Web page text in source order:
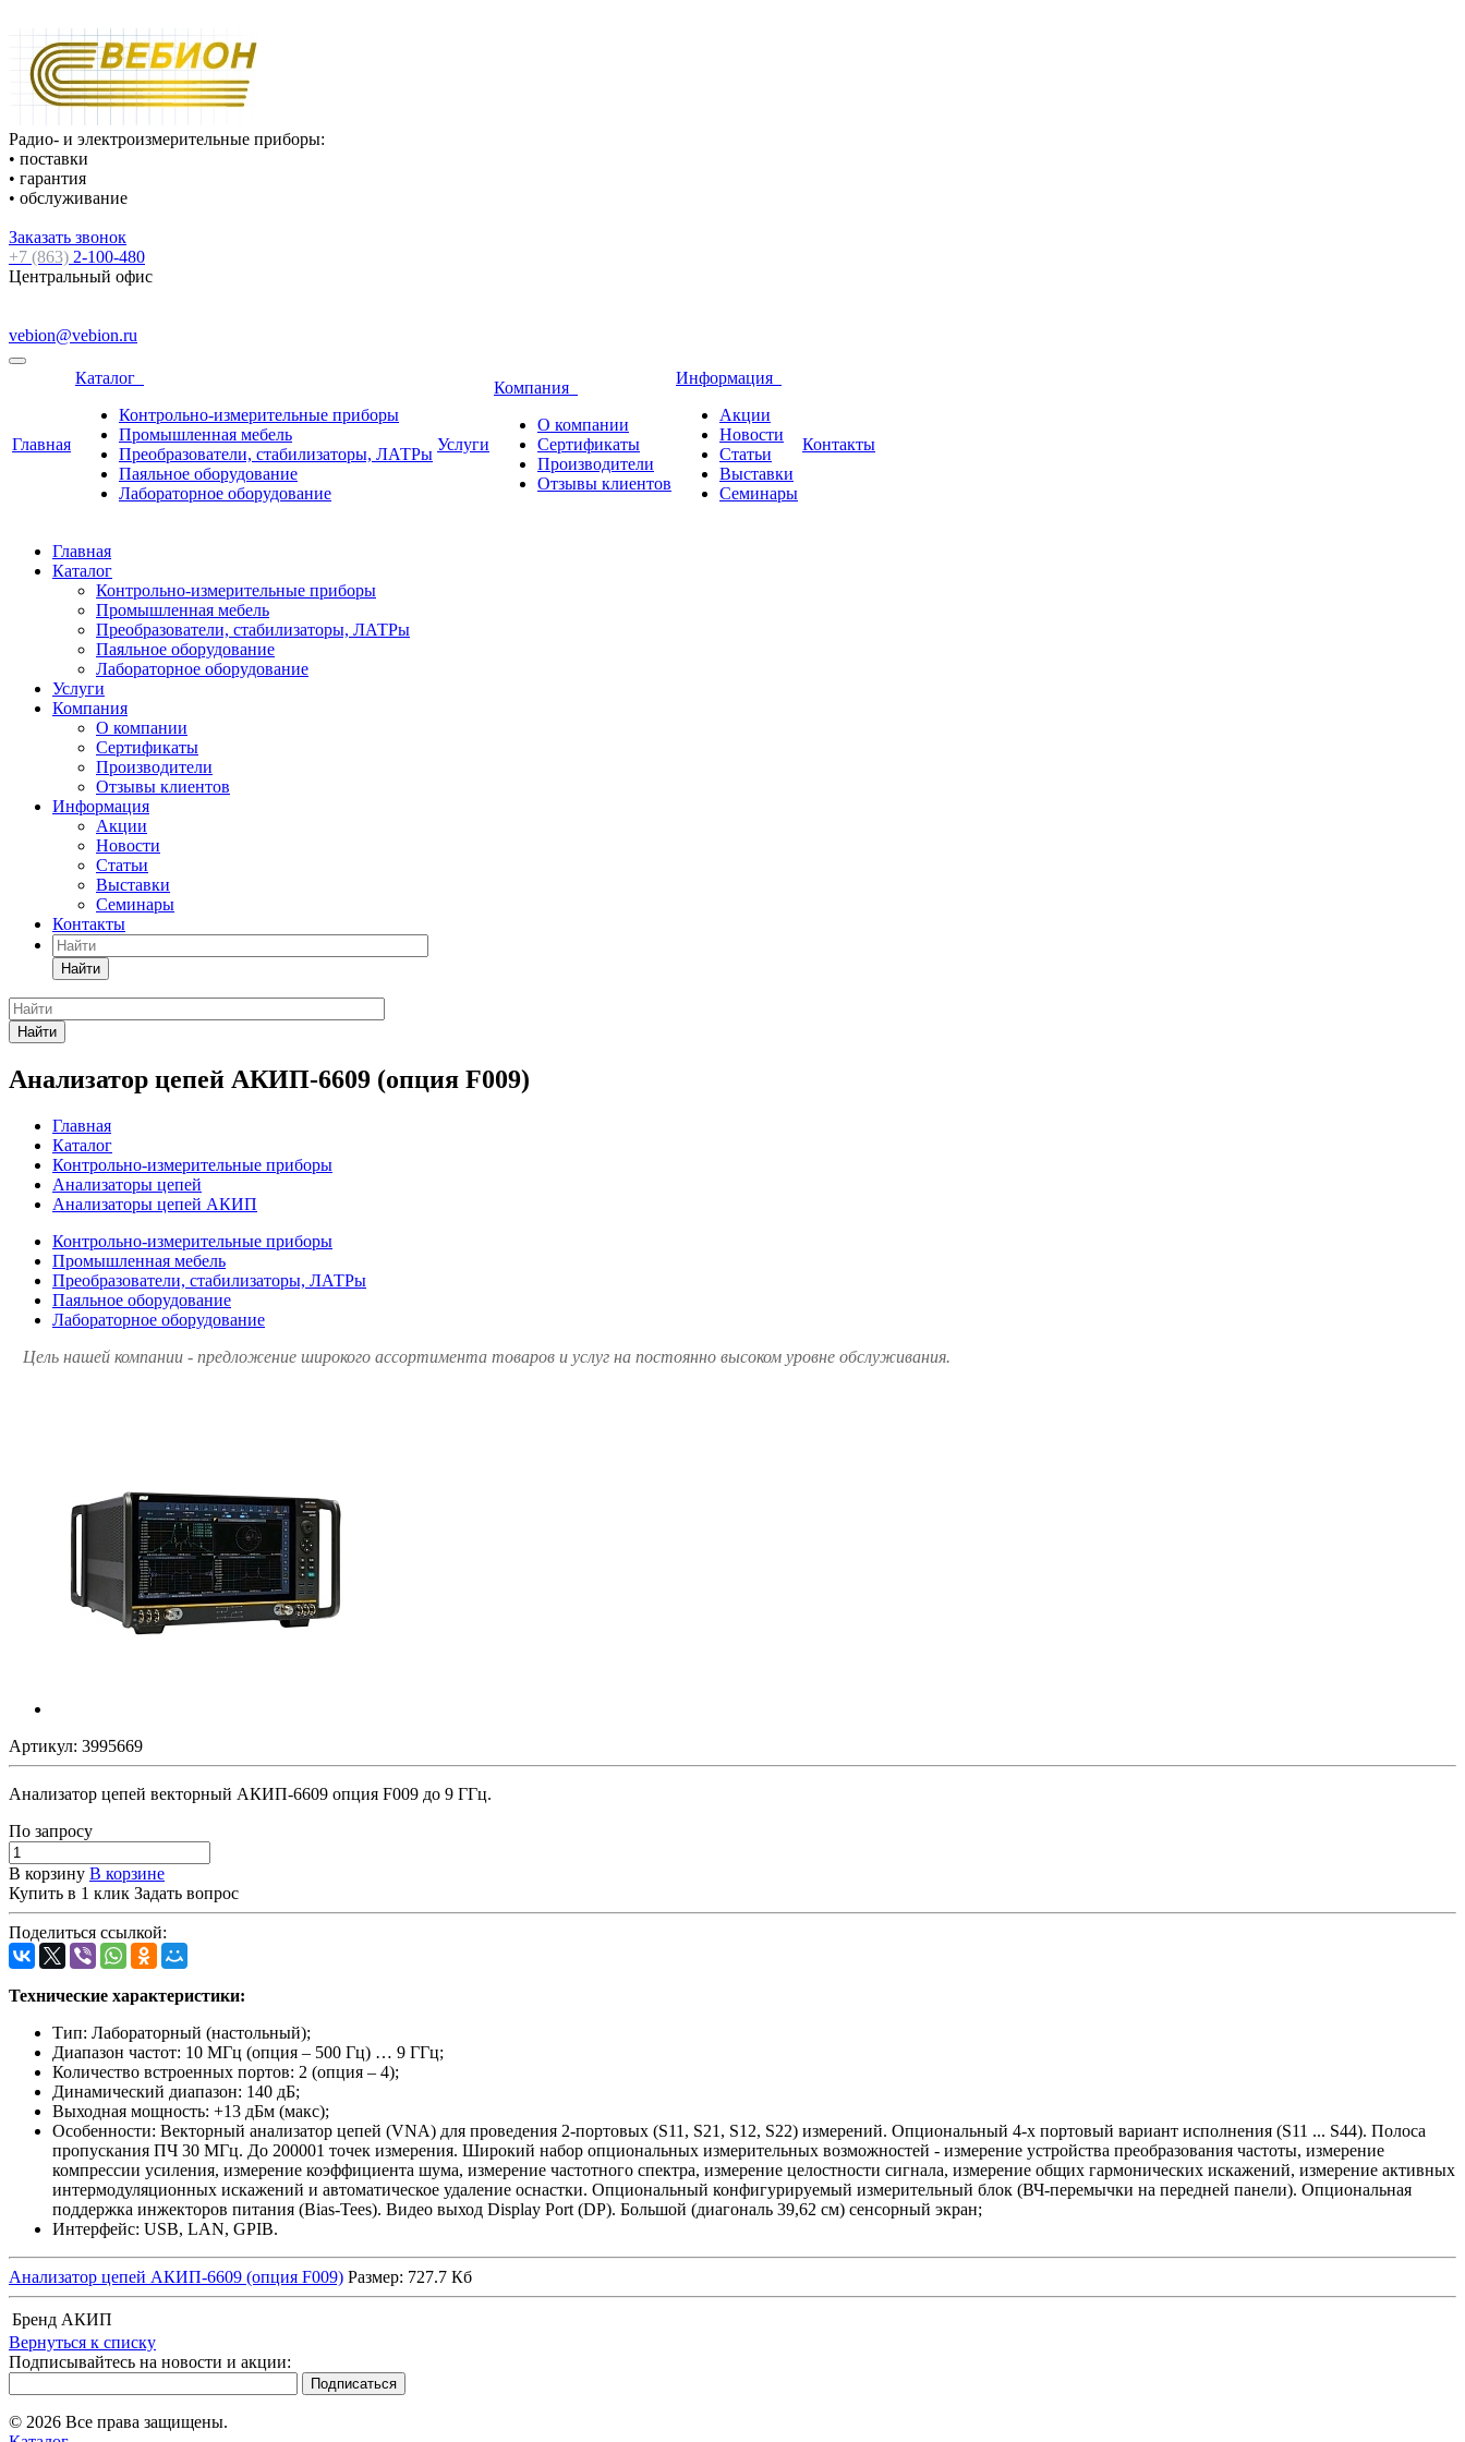
Радио- и электроизмерительные приборы:
• поставки
• гарантия
• обслуживание
Заказать звонок
+7 (863) 2-100-480
Центральный офис
vebion@vebion.ru
Главная
Каталог
Контрольно-измерительные приборы
Промышленная мебель
Преобразователи, стабилизаторы, ЛАТРы
Паяльное оборудование
Лабораторное оборудование
Услуги
Компания
О компании
Сертификаты
Производители
Отзывы клиентов
Информация
Акции
Новости
Статьи
Выставки
Семинары
Контакты
Главная
Каталог
Контрольно-измерительные приборы
Промышленная мебель
Преобразователи, стабилизаторы, ЛАТРы
Паяльное оборудование
Лабораторное оборудование
Услуги
Компания
О компании
Сертификаты
Производители
Отзывы клиентов
Информация
Акции
Новости
Статьи
Выставки
Семинары
Контакты
Найти
Найти
Анализатор цепей АКИП-6609 (опция F009)
Главная
Каталог
Контрольно-измерительные приборы
Анализаторы цепей
Анализаторы цепей АКИП
Контрольно-измерительные приборы
Промышленная мебель
Преобразователи, стабилизаторы, ЛАТРы
Паяльное оборудование
Лабораторное оборудование
Цель нашей компании - предложение широкого ассортимента товаров и услуг на постоянно высоком уровне обслуживания.
Артикул: 3995669
Анализатор цепей векторный АКИП-6609 опция F009 до 9 ГГц.
По запросу
В корзину В корзине
Купить в 1 клик Задать вопрос
Поделиться ссылкой:
Технические характеристики:
Тип: Лабораторный (настольный);
Диапазон частот: 10 МГц (опция – 500 Гц) … 9 ГГц;
Количество встроенных портов: 2 (опция – 4);
Динамический диапазон: 140 дБ;
Выходная мощность: +13 дБм (макс);
Особенности: Векторный анализатор цепей (VNA) для проведения 2-портовых (S11, S21, S12, S22) измерений. Опциональный 4-х портовый вариант исполнения (S11 ... S44). Полоса
пропускания ПЧ 30 МГц. До 200001 точек измерения. Широкий набор опциональных измерительных возможностей - измерение устройства преобразования частоты, измерение
компрессии усиления, измерение коэффициента шума, измерение частотного спектра, измерение целостности сигнала, измерение общих гармонических искажений, измерение активных
интермодуляционных искажений и автоматическое удаление оснастки. Опциональный конфигурируемый измерительный блок (ВЧ-перемычки на передней панели). Опциональная
поддержка инжекторов питания (Bias-Tees). Видео выход Display Port (DP). Большой (диагональ 39,62 см) сенсорный экран;
Интерфейс: USB, LAN, GPIB.
Анализатор цепей АКИП-6609 (опция F009) Размер: 727.7 Кб
Бренд АКИП
Вернуться к списку
Подписывайтесь на новости и акции:
© 2026 Все права защищены.